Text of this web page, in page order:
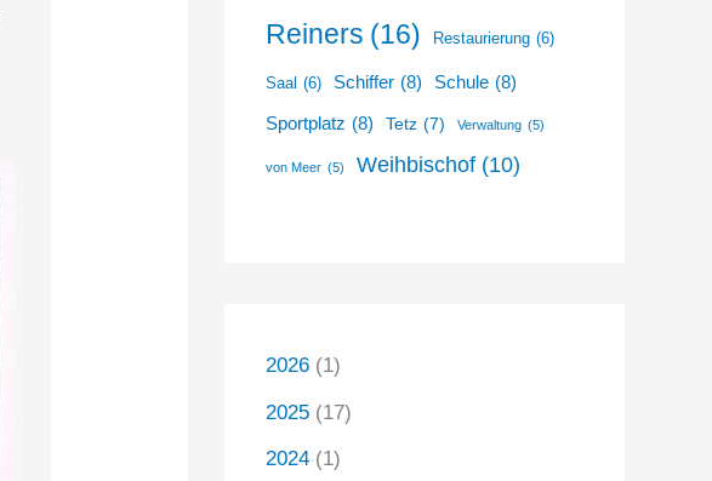
Reiners (16) Restaurierung (6)
Saal (6) Schiffer (8) Schule (8)
Sportplatz (8) Tetz (7) Verwaltung (5)
von Meer (5) Weihbischof (10)
2026 (1)
2025 (17)
2024 (1)